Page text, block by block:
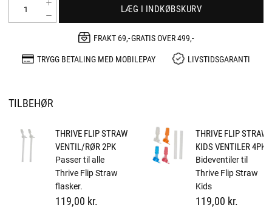
LÆG I INDKØBSKURV
FRAKT 69,- GRATIS OVER 499,-
TRYGG BETALING MED MOBILEPAY
LIVSTIDSGARANTI
TILBEHØR
THRIVE FLIP STRAW
VENTIL/RØR 2PK
Passer til alle
Thrive Flip Straw
flasker.
119,00 kr.
THRIVE FLIP STRAW
KIDS VENTILER 4PK
Bideventiler til
Thrive Flip Straw
Kids
119,00 kr.